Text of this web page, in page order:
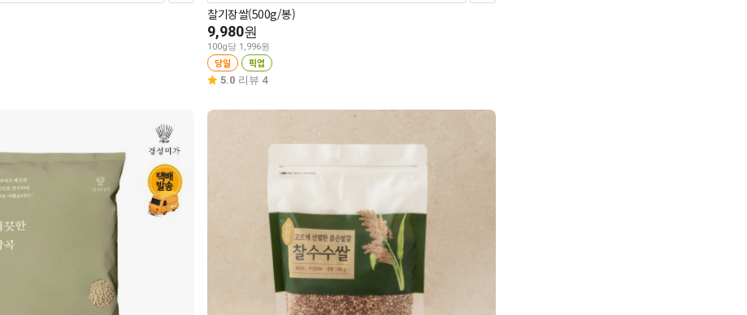
찰기장쌀(500g/봉)
9,980원
100g당 1,996원
당일 픽업
5.0 리뷰 4